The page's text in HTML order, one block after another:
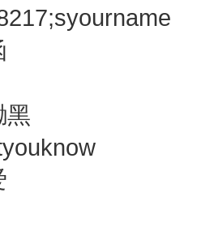
黑